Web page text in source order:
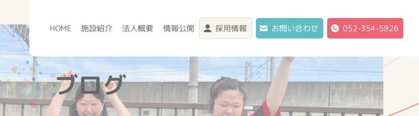
HOME 施設紹介 法人概要 情報公開 採用情報 お問い合わせ 052-354-5826
ブログ